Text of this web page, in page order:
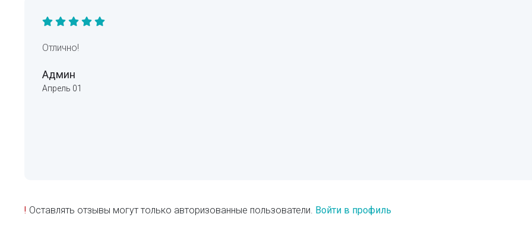
Отлично!
Админ
Апрель 01
! Оставлять отзывы могут только авторизованные пользователи. Войти в профиль